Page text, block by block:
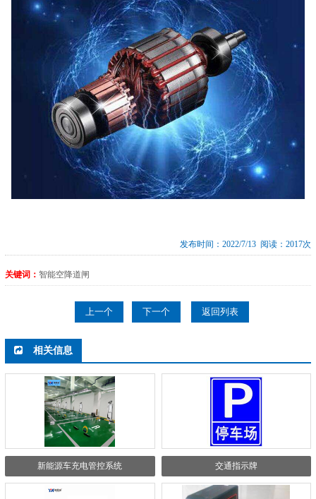
发布时间：2022/7/13 阅读：2017次
关键词： 智能空降道闸
上一个 下一个 返回列表
相关信息
新能源车充电管控系统 交通指示牌